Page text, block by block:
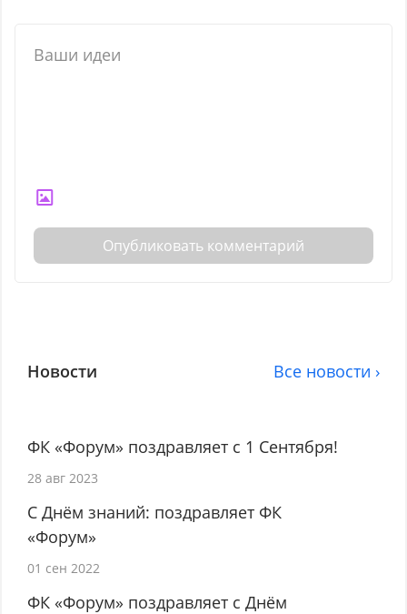
Опубликовать комментарий
Новости Все новости ›
ФК «Форум» поздравляет с 1 Сентября!
28 авг 2023
С Днём знаний: поздравляет ФК
«Форум»
01 сен 2022
ФК «Форум» поздравляет с Днём